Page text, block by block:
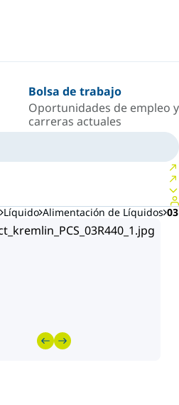
Bolsa de trabajo
Oportunidades de empleo y
carreras actuales
Líquido Alimentación de Líquidos